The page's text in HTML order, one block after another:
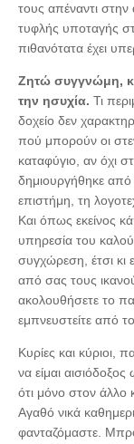
τους απέναντι
τυφλής υποταγής
πιθανότατα έχει
Ζητώ συγγνώμη,
την ησυχία. Τι
δοχείο δεν
πού μπορούν οι
καταφύγιο, αν όχι
δημιουργήθηκε από
επιστήμη, τη
Και όπως εκείνος
υπηρεσία του καλού
συγχώρεση, έτσι κι
από σας τους
ακολουθήσετε το
εμπνευστείτε από
Κυρίες και κύριοι,
να είμαι
ότι μόνο στον άλλο
Αγαθό νικά
φανταζόμαστε.